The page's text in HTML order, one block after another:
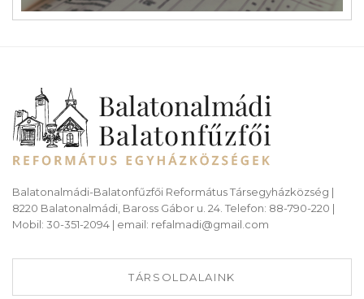
Balatonalmádi-Balatonfűzfői Református Társegyházközség |
8220 Balatonalmádi, Baross Gábor u. 24. Telefon: 88-790-220 |
Mobil: 30-351-2094 | email: refalmadi@gmail.com
TÁRSOLDALAINK